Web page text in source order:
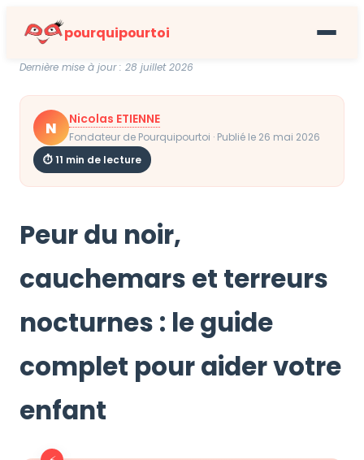
pourquipourtoi
Dernière mise à jour : 28 juillet 2026
N Nicolas ETIENNE
Fondateur de Pourquipourtoi · Publié le 26 mai 2026
⏱ 11 min de lecture
Peur du noir,
cauchemars et terreurs
nocturnes : le guide
complet pour aider votre
enfant